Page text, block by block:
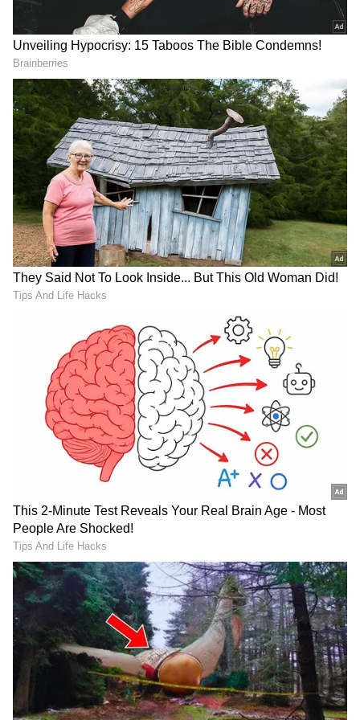
ZOZO Connect: ಒಂದೇ ಒಂದು
ಚಿಕ್ಕ ಐಡಿಯಾದಿಂದ 11 ವರ್ಷದ
ಹುಡುಗ 25 ಕೋಟಿ ಮೌಲ್ಯದ
ಸ್ಟಾರ್ಟ್‌ಅಪ್ ಸಂಸ್ಥಾಪಕ
ಅಯ್ಯೋ ದೇವರೇ...! ಇದೇನು
ಸರ್ಕಾರಿ ಶಾಲೆಯೋ, ಮದ್ಯದ
ಬಾಟಲಿ ಗೋಡನ್ನೋ....!
ಇದು ರಾಜ್ಯದಲ್ಲೇ ಮೊದಲು!
ಬಂಟ್ವಾಳದ ಈ ಶಾಲೇಲಿ ಮಕ್ಕಳ
ಸುರಕ್ಷತೆಗೆ RFID ಟ್ಯಾಗ್‌! ಇದು
ಹೇಗೆ ಕೆಲಸ ಮಾಡುತ್ತೆ ಗೊತ್ತಾ?
ಶಿಕ್ಷಕರು ಮಕ್ಕಳಿಗೆ ಹೊಡೆದು ಪಾಠ
ಕಲಿಸುವುದು ಸಹಿಸಲ್ಲ: ಹೈಕೋರ್ಟ್‌
ಎಚ್ಚರಿಕೆ! ಏನಿದು ಪ್ರಕರಣ?
LATEST VIDEOS